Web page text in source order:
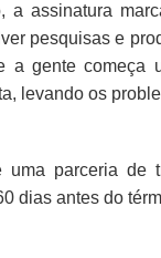
a assinatura
pesquisas e
a gente começa
levando os
uma parceria
dias antes do